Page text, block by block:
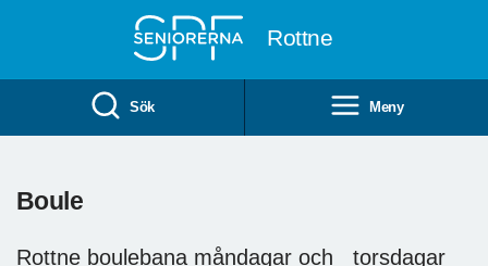
Rottne
Sök Meny
Boule
Rottne boulebana måndagar och torsdagar